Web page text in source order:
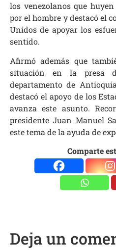
los venezolanos que
por el hombre y destacó el
Unidos de apoyar los
sentido.
Afirmó además que
situación en la presa
departamento de
destacó el apoyo de los
avanza este asunto.
presidente Juan Manuel
este tema de la ayuda de
Comparte
Deja un